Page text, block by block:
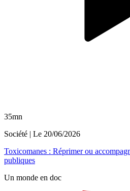
35mn
Société | Le 20/06/2026
Toxicomanes : Réprimer ou
publiques
Un monde en doc